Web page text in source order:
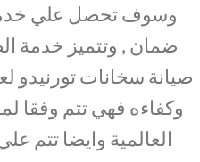
وسوف تحصل علي
ضمان , وتتميز خدمة
صيانة سخانات تورنيدو
وكفاءه فهي تتم وفقا
العالمية وايضا تتم